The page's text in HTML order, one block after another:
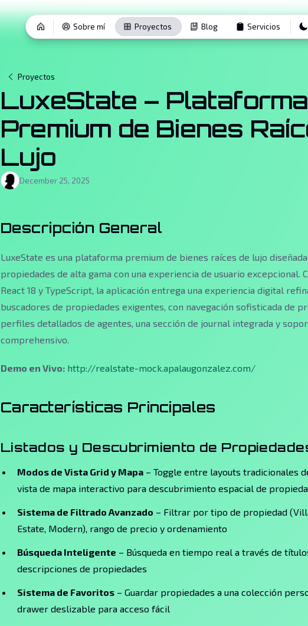
Sobre mí Proyectos Blog Servicios
Proyectos
LuxeState – Plataforma
Premium de Bienes
Lujo
December 25, 2025
Descripción General
LuxeState es una plataforma premium de bienes raíces de lujo
propiedades de alta gama con una experiencia de usuario excepcional.
React 18 y TypeScript, la aplicación entrega una experiencia digital
buscadores de propiedades exigentes, con navegación sofisticada de
perfiles detallados de agentes, una sección de journal integrada y
comprehensivo.
Demo en Vivo: http://realstate-mock.apalaugonzalez.com/
Características Principales
Listados y Descubrimiento de
Modos de Vista Grid y Mapa – Toggle entre layouts tradicionales
vista de mapa interactivo para descubrimiento espacial de
Sistema de Filtrado Avanzado – Filtrar por tipo de propiedad
Estate, Modern), rango de precio y ordenamiento
Búsqueda Inteligente – Búsqueda en tiempo real a través de
descripciones de propiedades
Sistema de Favoritos – Guardar propiedades a una colección
drawer deslizable para acceso fácil